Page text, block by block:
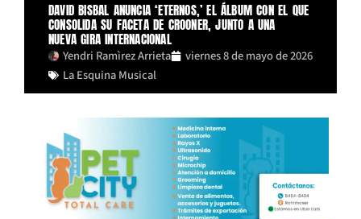
DAVID BISBAL ANUNCIA ‘ETERNOS,’ EL ÁLBUM CON EL QUE
CONSOLIDA SU FACETA DE CROONER, JUNTO A UNA
NUEVA GIRA INTERNACIONAL
Yendri Ramìrez Arrieta
viernes 8 de mayo de 2026
La Esquina Musical